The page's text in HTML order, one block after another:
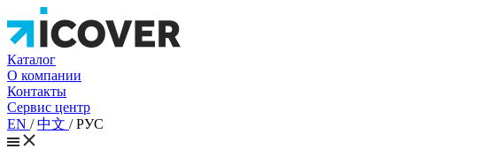
Каталог
О компании
Контакты
Сервис центр
EN /中文 /РУС